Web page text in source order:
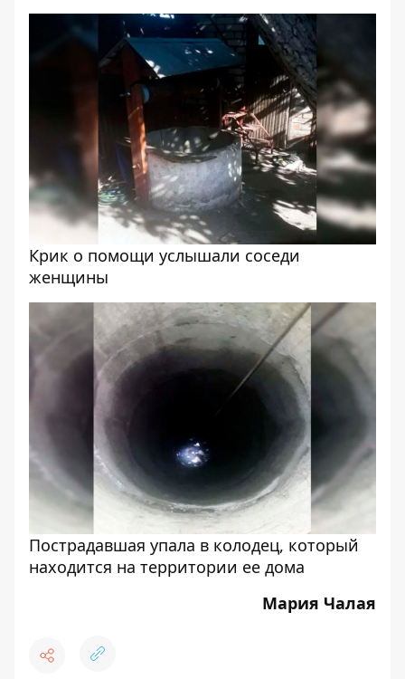
Крик о помощи услышали соседи
женщины
Пострадавшая упала в колодец, который
находится на территории ее дома
Мария Чалая